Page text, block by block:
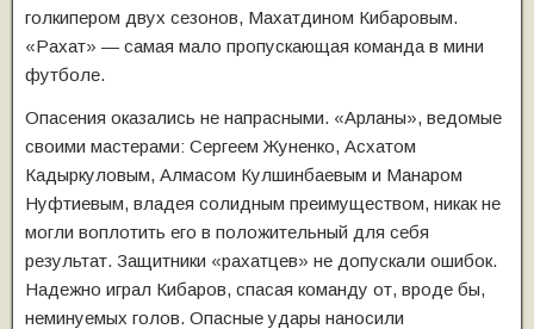
голкипером двух сезонов, Махатдином Кибаровым.
«Рахат» — самая мало пропускающая команда в мини
футболе.
Опасения оказались не напрасными. «Арланы», ведомые
своими мастерами: Сергеем Жуненко, Асхатом
Кадыркуловым, Алмасом Кулшинбаевым и Манаром
Нуфтиевым, владея солидным преимуществом, никак не
могли воплотить его в положительный для себя
результат. Защитники «рахатцев» не допускали ошибок.
Надежно играл Кибаров, спасая команду от, вроде бы,
неминуемых голов. Опасные удары наносили